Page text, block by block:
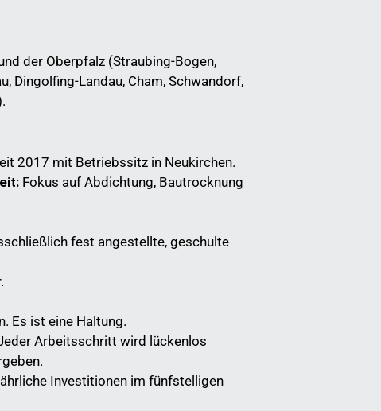
der Oberpfalz (Straubing-Bogen,
Dingolfing-Landau, Cham, Schwandorf,
2017 mit Betriebssitz in Neukirchen.
Fokus auf Abdichtung, Bautrocknung
fest angestellte, geschulte
Es ist eine Haltung.
Arbeitsschritt wird lückenlos
Investitionen im fünfstelligen